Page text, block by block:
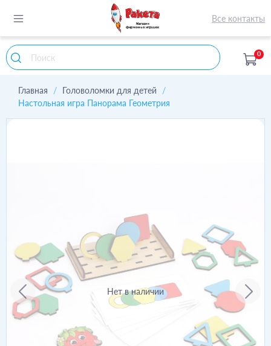
Все контакты
0
Главная
Головоломки для детей
Настольная игра Панорама Геометрия
Нет в наличии